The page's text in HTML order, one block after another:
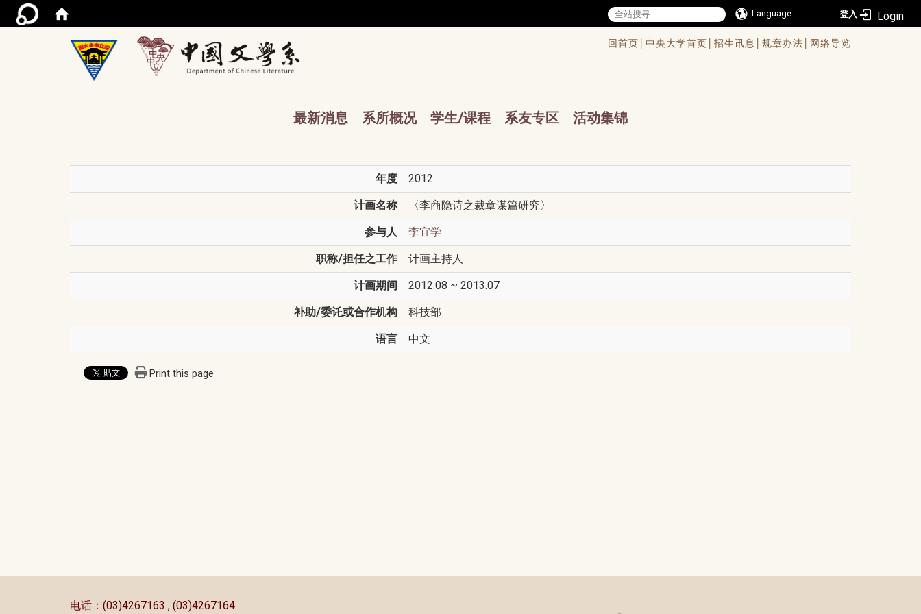
Language 登入
回首页│ 中央大学首页│ 招生讯息│ 规章办法│ 网络导览
最新消息 系所概况 学生/课程 系友专区 活动集锦
年度 2012
计画名称 〈李商隐诗之裁章谋篇研究〉
参与人 李宜学
职称/担任之工作 计画主持人
计画期间 2012.08 ~ 2013.07
补助/委讬或合作机构 科技部
语言 中文
Print this page
电话：(03)4267163 , (03)4267164